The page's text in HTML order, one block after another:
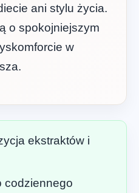
ani stylu życia.
o spokojniejszym
w
ekstraktów i
codziennego